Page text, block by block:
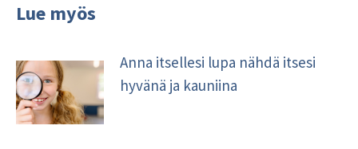
Lue myös
Anna itsellesi lupa nähdä itsesi
hyvänä ja kauniina